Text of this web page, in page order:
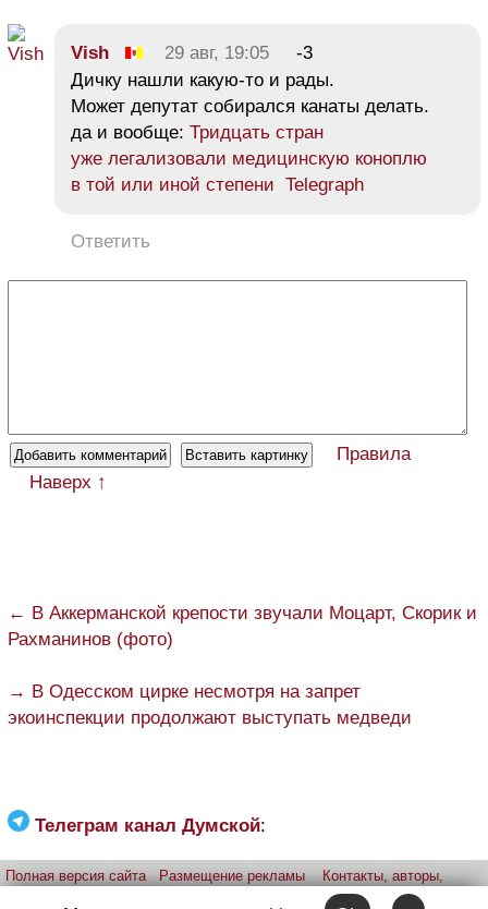
Vish 29 авг, 19:05
-3
Дичку нашли какую-то и рады.
Может депутат собирался канаты делать.
да и вообще: Тридцать стран
уже легализовали медицинскую коноплю
в той или иной степени Telegraph
Ответить
Правила
Наверх ↑
← В Аккерманской крепости звучали Моцарт, Скорик и
Рахманинов (фото)
→ В Одесском цирке несмотря на запрет
экоинспекции продолжают выступать медведи
Телеграм канал Думской:
Полная версия сайта Размещение рекламы
Контакты, авторы,
iPhone